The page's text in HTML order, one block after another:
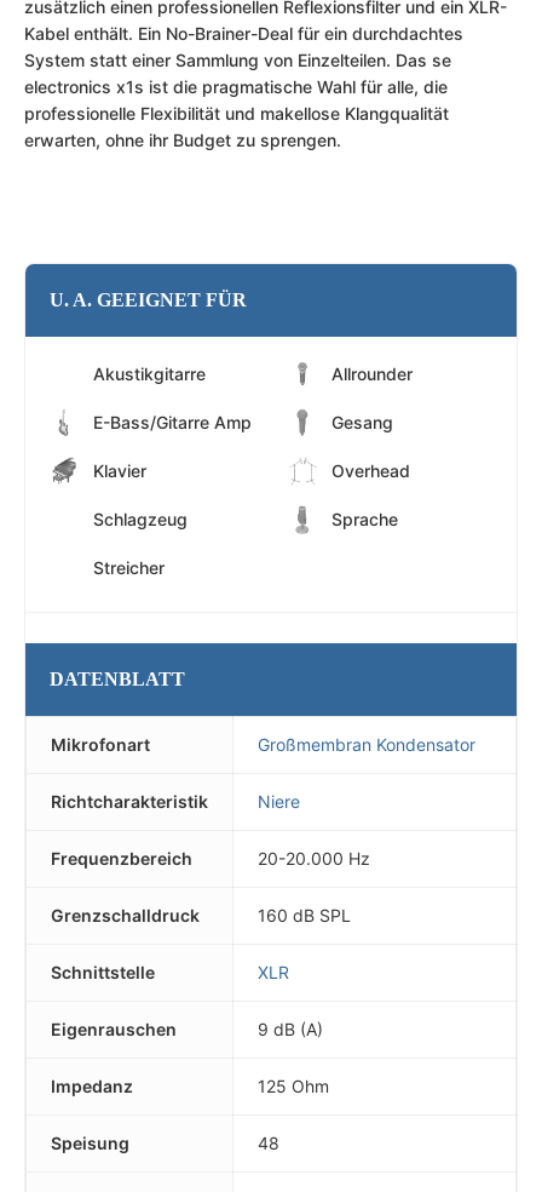
zusätzlich einen professionellen Reflexionsfilter und ein XLR-
Kabel enthält. Ein No-Brainer-Deal für ein durchdachtes
System statt einer Sammlung von Einzelteilen. Das se
electronics x1s ist die pragmatische Wahl für alle, die
professionelle Flexibilität und makellose Klangqualität
erwarten, ohne ihr Budget zu sprengen.
U. A. GEEIGNET FÜR
Akustikgitarre Allrounder
E-Bass/Gitarre Amp Gesang
Klavier Overhead
Schlagzeug Sprache
Streicher
DATENBLATT
Mikrofonart Großmembran Kondensator
Richtcharakteristik Niere
Frequenzbereich 20-20.000 Hz
Grenzschalldruck 160 dB SPL
Schnittstelle XLR
Eigenrauschen 9 dB (A)
Impedanz 125 Ohm
Speisung 48